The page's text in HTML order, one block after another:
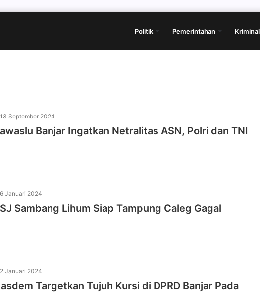
Politik Pemerintahan Kriminal
13 September 2024
Banjar Ingatkan Netralitas ASN, Polri dan TNI
6 Januari 2024
Sambang Lihum Siap Tampung Caleg Gagal
2 Januari 2024
Targetkan Tujuh Kursi di DPRD Banjar Pada